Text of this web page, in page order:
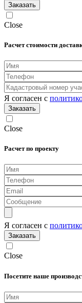
Заказать
Close
Расчет стоимости
Я согласен с
Заказать
Close
Расчет по проекту
Я согласен с
Заказать
Close
Посетите наше